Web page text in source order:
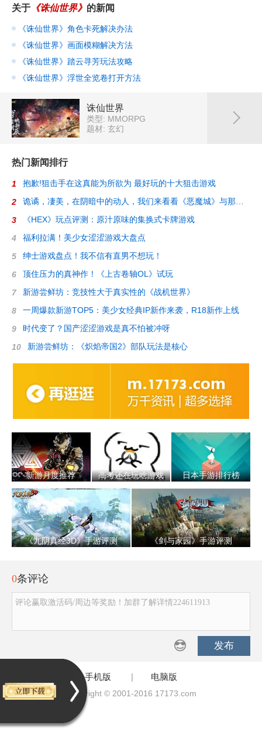
关于 《诛仙世界》 的新闻
《诛仙世界》角色卡死解决办法
《诛仙世界》画面模糊解决方法
《诛仙世界》踏云寻芳玩法攻略
《诛仙世界》浮世全览卷打开方法
诛仙世界
类型: MMORPG
题材: 玄幻
热门新闻排行
1 抱歉!狙击手在这真能为所欲为 最好玩的十大狙击游戏
2 诡谲，凄美，在阴暗中的动人，我们来看看《恶魔城》与那些迷人的2D游戏
3 《HEX》玩点评测：原汁原味的集换式卡牌游戏
4 福利拉满！美少女涩涩游戏大盘点
5 绅士游戏盘点！我不信有直男不想玩！
6 顶住压力的真神作！《上古卷轴OL》试玩
7 新游尝鲜坊：竞技性大于真实性的《战机世界》
8 一周爆款新游TOP5：美少女经典IP新作来袭，R18新作上线
9 时代变了？国产涩涩游戏是真不怕被冲呀
10 新游尝鲜坊：《炽焰帝国2》部队玩法是核心
新游月度推荐 高考还在玩啥游戏 日本手游排行榜
《九阴真经3D》手游评测 《剑与家园》手游评测
0条评论
评论赢取激活码/周边等奖励！加群了解详情224611913
发布
手机版 | 电脑版
Copyright © 2001-2016 17173.com